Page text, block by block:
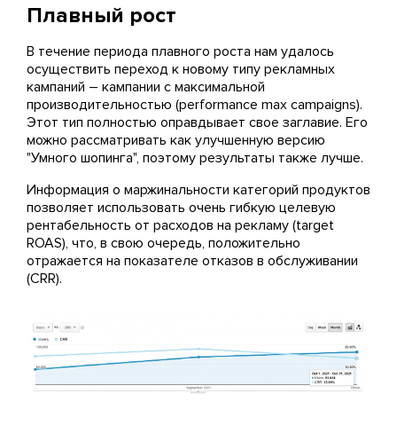
Плавный рост
В течение периода плавного роста нам удалось
осуществить переход к новому типу рекламных
кампаний – кампании с максимальной
производительностью (performance max campaigns).
Этот тип полностью оправдывает свое заглавие. Его
можно рассматривать как улучшенную версию
"Умного шопинга", поэтому результаты также лучше.
Информация о маржинальности категорий продуктов
позволяет использовать очень гибкую целевую
рентабельность от расходов на рекламу (target
ROAS), что, в свою очередь, положительно
отражается на показателе отказов в обслуживании
(CRR).